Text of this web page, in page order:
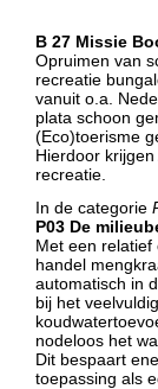
B 27 Missie
Opruimen van
recreatie
vanuit o.a.
plata schoon
(Eco)toerisme
Hierdoor
recreatie.
In de categorie
P03 De
Met een
handel
automatisch in
bij het
nodeloos het
Dit bespaart
toepassing als